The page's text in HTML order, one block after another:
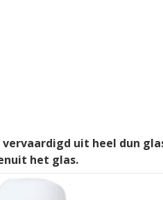
uit heel dun
het glas.